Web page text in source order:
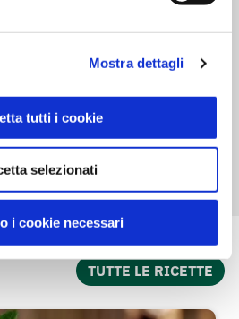
Mostra dettagli
tutti i cookie
selezionati
i cookie necessari
da allevamento a terra
TUTTE LE RICETTE